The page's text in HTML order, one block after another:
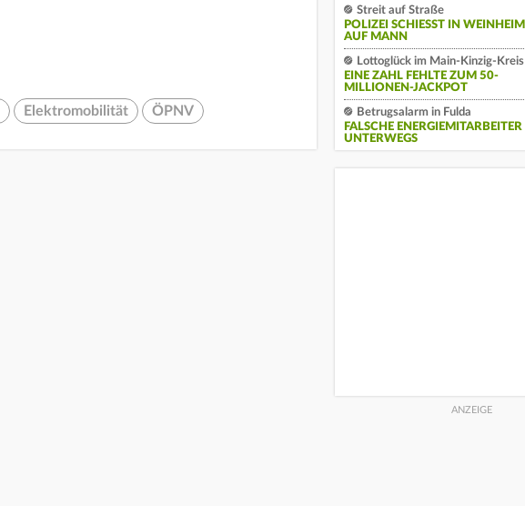
Elektromobilität ÖPNV
Streit auf Straße
POLIZEI SCHIESST IN WEINHEIM A
UF MANN
Lottoglück im Main-Kinzig-Kreis
EINE ZAHL FEHLTE ZUM 50-
MILLIONEN-JACKPOT
Betrugsalarm in Fulda
FALSCHE ENERGIEMITARBEITER
UNTERWEGS